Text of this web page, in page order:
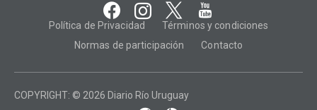
Política de Privacidad
Términos y condiciones
Normas de participación
Contacto
COPYRIGHT: © 2026 Diario Río Uruguay